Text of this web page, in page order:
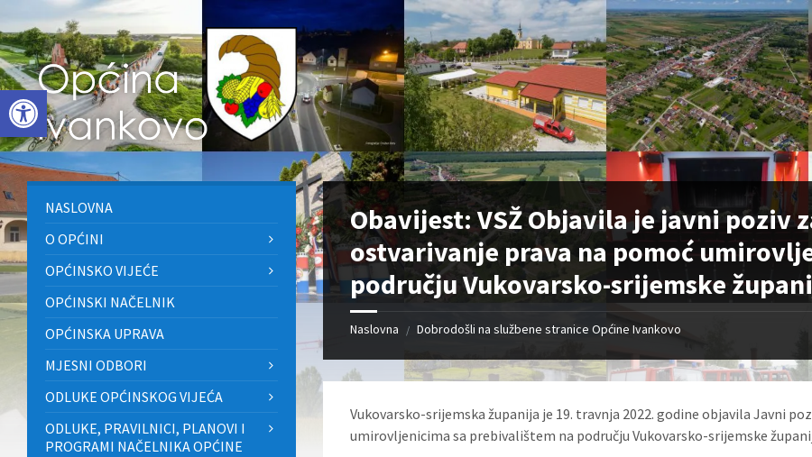
Open toolbar
to
content
to
left
sidebar
to
footer
Obavijest: VSŽ Objavila je javni poziv
ostvarivanje prava na pomoć
području Vukovarsko-srijemske
Naslovna / Dobrodošli na službene stranice Općine Ivankovo
Vukovarsko-srijemska županija je 19. travnja 2022. godine objavila Javni
umirovljenicima sa prebivalištem na području Vukovarsko-srijemske
NASLOVNA
O OPĆINI
OPĆINSKO VIJEĆE
OPĆINSKI NAČELNIK
OPĆINSKA UPRAVA
MJESNI ODBORI
ODLUKE OPĆINSKOG VIJEĆA
ODLUKE, PRAVILNICI, PLANOVI I
PROGRAMI NAČELNIKA OPĆINE